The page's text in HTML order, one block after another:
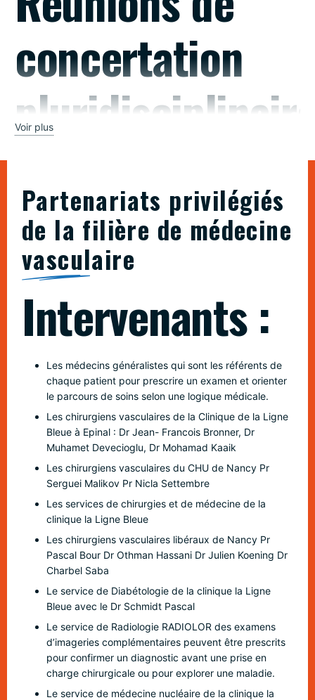
concertation
Dans des cas complexes ou inhabituels le docteur Thibault
Moliné peut avoir recours à une RCP.
Les réunions de
professionnels de santé de différentes
compétences sont indispensables pour prendre une décision
fonction de l’état de la science. Au cours des RCP, les
dossiers des patients sont discutés de façon collégiale. La
décision prise est tracée, puis est soumise et expliquée au
Le docteur Thibault Moliné travaille souvent avec des
médecins vasculaire diplômés sous forme de contrat de
remplacement, de contrat de collaboration ou de contrat de
médecin assistant.
Il a pu travailler en étroite collaboration
avec les médecins suivants :
Dr Thomas Foret, Dr Alix krafft-Gigleux, Dr Arnaud Morettini,
Dr Katia Salloum, Dr Piotr Zieminski, Dr Pauline Martinez, Dr
Emilie Dauphin, Dr Cécile Eck, Dr Marion Gresser, Dr Mélanie
Amiot, Dr Marine Escolano, Dr Haroun Benayad.
Voir plus
Partenariats privilégiés
de la filière de médecine
vasculaire
Intervenants :
Les médecins généralistes qui sont les référents de
chaque patient pour prescrire un examen et orienter
le parcours de soins selon une logique médicale.
Les chirurgiens vasculaires de la Clinique de la Ligne
Bleue à Epinal : Dr Jean- Francois Bronner, Dr
Muhamet Devecioglu, Dr Mohamad Kaaik
Les chirurgiens vasculaires du CHU de Nancy Pr
Serguei Malikov Pr Nicla Settembre
Les services de chirurgies et de médecine de la
clinique la Ligne Bleue
Les chirurgiens vasculaires libéraux de Nancy Pr
Pascal Bour Dr Othman Hassani Dr Julien Koening Dr
Charbel Saba
Le service de Diabétologie de la clinique la Ligne
Bleue avec le Dr Schmidt Pascal
Le service de Radiologie RADIOLOR des examens
d’imageries complémentaires peuvent être prescrits
pour confirmer un diagnostic avant une prise en
charge chirurgicale ou pour explorer une maladie.
Le service de médecine nucléaire de la clinique la